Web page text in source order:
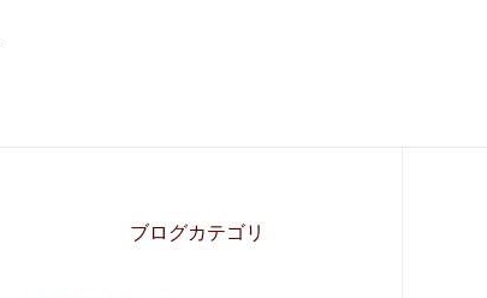
ブログカテゴリ